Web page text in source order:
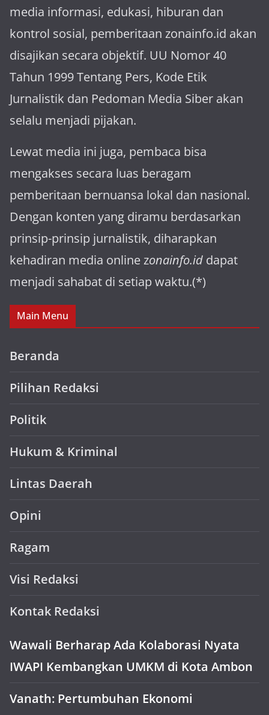
media informasi, edukasi, hiburan dan
kontrol sosial, pemberitaan zonainfo.id akan
disajikan secara objektif. UU Nomor 40
Tahun 1999 Tentang Pers, Kode Etik
Jurnalistik dan Pedoman Media Siber akan
selalu menjadi pijakan.
Lewat media ini juga, pembaca bisa
mengakses secara luas beragam
pemberitaan bernuansa lokal dan nasional.
Dengan konten yang diramu berdasarkan
prinsip-prinsip jurnalistik, diharapkan
kehadiran media online zonainfo.id dapat
menjadi sahabat di setiap waktu.(*)
Main Menu
Beranda
Pilihan Redaksi
Politik
Hukum & Kriminal
Lintas Daerah
Opini
Ragam
Visi Redaksi
Kontak Redaksi
Wawali Berharap Ada Kolaborasi Nyata
IWAPI Kembangkan UMKM di Kota Ambon
Vanath: Pertumbuhan Ekonomi